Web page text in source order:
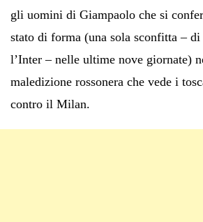
gli uomini di Giampaolo che si
stato di forma (una sola sconfitta –
l’Inter – nelle ultime nove giornate)
maledizione rossonera che vede i
contro il Milan.